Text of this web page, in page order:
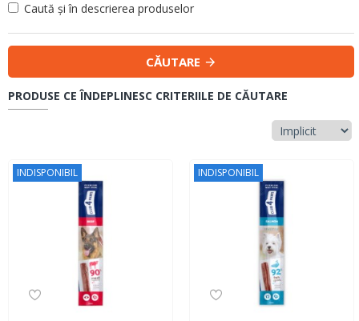
Caută și în descrierea produselor
CĂUTARE
PRODUSE CE ÎNDEPLINESC CRITERIILE DE CĂUTARE
INDISPONIBIL INDISPONIBIL